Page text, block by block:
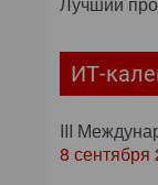
ИТ-
III
8 сентября